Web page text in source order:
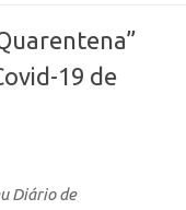
19 de
Diário de